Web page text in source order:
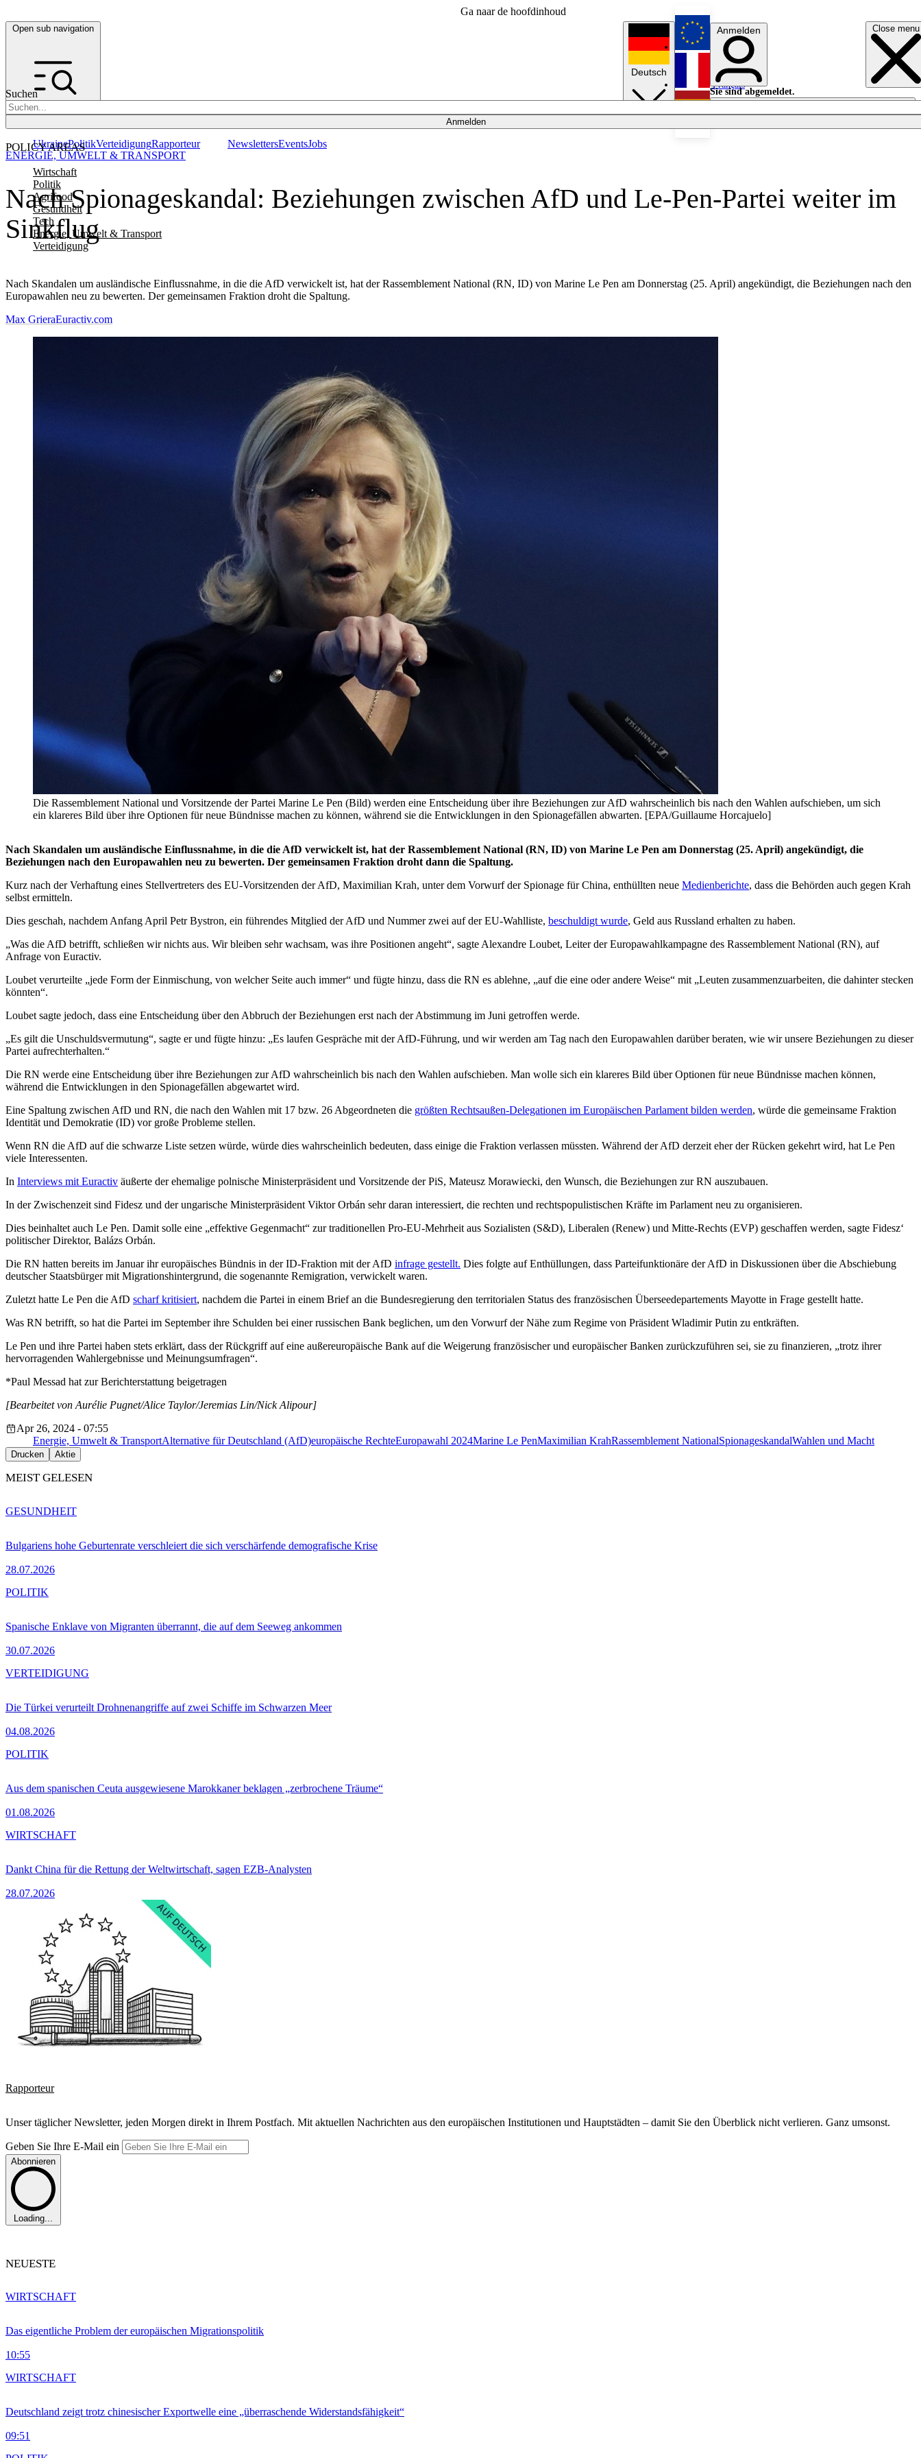
Ga naar de hoofdinhoud
Open sub navigation Close menu
Suchen
Anmelden
POLICY AREAS
Wirtschaft
Politik
Agrifood
Gesundheit
Tech
Energie, Umwelt & Transport
Verteidigung
UkrainePolitikVerteidigungRapporteur NewslettersEventsJobs
Deutsch
English
Français
Anmelden
Sie sind abgemeldet.
Anmelden
Licht aus
Nach Spionageskandal: Beziehungen zwischen AfD und Le-Pen-Partei weiter im
Sinkflug
Nach Skandalen um ausländische Einflussnahme, in die die AfD verwickelt ist, hat der Rassemblement National (RN, ID) von Marine Le Pen am Donnerstag (25. April) angekündigt, die Beziehungen nach den
Europawahlen neu zu bewerten. Der gemeinsamen Fraktion droht die Spaltung.
ENERGIE, UMWELT & TRANSPORT
Max GrieraEuractiv.com
Die Rassemblement National und Vorsitzende der Partei Marine Le Pen (Bild) werden eine Entscheidung über ihre Beziehungen zur AfD wahrscheinlich bis nach den Wahlen aufschieben, um sich
ein klareres Bild über ihre Optionen für neue Bündnisse machen zu können, während sie die Entwicklungen in den Spionagefällen abwarten. [EPA/Guillaume Horcajuelo]
Nach Skandalen um ausländische Einflussnahme, in die die AfD verwickelt ist, hat der Rassemblement National (RN, ID) von Marine Le Pen am Donnerstag (25. April) angekündigt, die
Beziehungen nach den Europawahlen neu zu bewerten. Der gemeinsamen Fraktion droht dann die Spaltung.
Kurz nach der Verhaftung eines Stellvertreters des EU-Vorsitzenden der AfD, Maximilian Krah, unter dem Vorwurf der Spionage für China, enthüllten neue Medienberichte, dass die Behörden auch gegen Krah
selbst ermitteln.
Dies geschah, nachdem Anfang April Petr Bystron, ein führendes Mitglied der AfD und Nummer zwei auf der EU-Wahlliste, beschuldigt wurde, Geld aus Russland erhalten zu haben.
„Was die AfD betrifft, schließen wir nichts aus. Wir bleiben sehr wachsam, was ihre Positionen angeht“, sagte Alexandre Loubet, Leiter der Europawahlkampagne des Rassemblement National (RN), auf
Anfrage von Euractiv.
Loubet verurteilte „jede Form der Einmischung, von welcher Seite auch immer“ und fügte hinzu, dass die RN es ablehne, „auf die eine oder andere Weise“ mit „Leuten zusammenzuarbeiten, die dahinter stecken
könnten“.
Loubet sagte jedoch, dass eine Entscheidung über den Abbruch der Beziehungen erst nach der Abstimmung im Juni getroffen werde.
„Es gilt die Unschuldsvermutung“, sagte er und fügte hinzu: „Es laufen Gespräche mit der AfD-Führung, und wir werden am Tag nach den Europawahlen darüber beraten, wie wir unsere Beziehungen zu dieser
Partei aufrechterhalten.“
Die RN werde eine Entscheidung über ihre Beziehungen zur AfD wahrscheinlich bis nach den Wahlen aufschieben. Man wolle sich ein klareres Bild über Optionen für neue Bündnisse machen können,
während die Entwicklungen in den Spionagefällen abgewartet wird.
Eine Spaltung zwischen AfD und RN, die nach den Wahlen mit 17 bzw. 26 Abgeordneten die größten Rechtsaußen-Delegationen im Europäischen Parlament bilden werden, würde die gemeinsame Fraktion
Identität und Demokratie (ID) vor große Probleme stellen.
Wenn RN die AfD auf die schwarze Liste setzen würde, würde dies wahrscheinlich bedeuten, dass einige die Fraktion verlassen müssten. Während der AfD derzeit eher der Rücken gekehrt wird, hat Le Pen
viele Interessenten.
In Interviews mit Euractiv äußerte der ehemalige polnische Ministerpräsident und Vorsitzende der PiS, Mateusz Morawiecki, den Wunsch, die Beziehungen zur RN auszubauen.
In der Zwischenzeit sind Fidesz und der ungarische Ministerpräsident Viktor Orbán sehr daran interessiert, die rechten und rechtspopulistischen Kräfte im Parlament neu zu organisieren.
Dies beinhaltet auch Le Pen. Damit solle eine „effektive Gegenmacht“ zur traditionellen Pro-EU-Mehrheit aus Sozialisten (S&D), Liberalen (Renew) und Mitte-Rechts (EVP) geschaffen werden, sagte Fidesz‘
politischer Direktor, Balázs Orbán.
Die RN hatten bereits im Januar ihr europäisches Bündnis in der ID-Fraktion mit der AfD infrage gestellt. Dies folgte auf Enthüllungen, dass Parteifunktionäre der AfD in Diskussionen über die Abschiebung
deutscher Staatsbürger mit Migrationshintergrund, die sogenannte Remigration, verwickelt waren.
Zuletzt hatte Le Pen die AfD scharf kritisiert, nachdem die Partei in einem Brief an die Bundesregierung den territorialen Status des französischen Überseedepartements Mayotte in Frage gestellt hatte.
Was RN betrifft, so hat die Partei im September ihre Schulden bei einer russischen Bank beglichen, um den Vorwurf der Nähe zum Regime von Präsident Wladimir Putin zu entkräften.
Le Pen und ihre Partei haben stets erklärt, dass der Rückgriff auf eine außereuropäische Bank auf die Weigerung französischer und europäischer Banken zurückzuführen sei, sie zu finanzieren, „trotz ihrer
hervorragenden Wahlergebnisse und Meinungsumfragen“.
*Paul Messad hat zur Berichterstattung beigetragen
[Bearbeitet von Aurélie Pugnet/Alice Taylor/Jeremias Lin/Nick Alipour]
Apr 26, 2024 - 07:55
Energie, Umwelt & TransportAlternative für Deutschland (AfD)europäische RechteEuropawahl 2024Marine Le PenMaximilian KrahRassemblement NationalSpionageskandalWahlen und Macht
Drucken Aktie
MEIST GELESEN
Bulgariens hohe Geburtenrate verschleiert die sich verschärfende demografische Krise
28.07.2026
GESUNDHEIT
Spanische Enklave von Migranten überrannt, die auf dem Seeweg ankommen
30.07.2026
POLITIK
Die Türkei verurteilt Drohnenangriffe auf zwei Schiffe im Schwarzen Meer
04.08.2026
VERTEIDIGUNG
Aus dem spanischen Ceuta ausgewiesene Marokkaner beklagen „zerbrochene Träume“
01.08.2026
POLITIK
Dankt China für die Rettung der Weltwirtschaft, sagen EZB-Analysten
28.07.2026
WIRTSCHAFT
Rapporteur
Unser täglicher Newsletter, jeden Morgen direkt in Ihrem Postfach. Mit aktuellen Nachrichten aus den europäischen Institutionen und Hauptstädten – damit Sie den Überblick nicht verlieren. Ganz umsonst.
Geben Sie Ihre E-Mail ein
Abonnieren
Loading...
NEUESTE
Das eigentliche Problem der europäischen Migrationspolitik
10:55
WIRTSCHAFT
Deutschland zeigt trotz chinesischer Exportwelle eine „überraschende Widerstandsfähigkeit“
09:51
WIRTSCHAFT